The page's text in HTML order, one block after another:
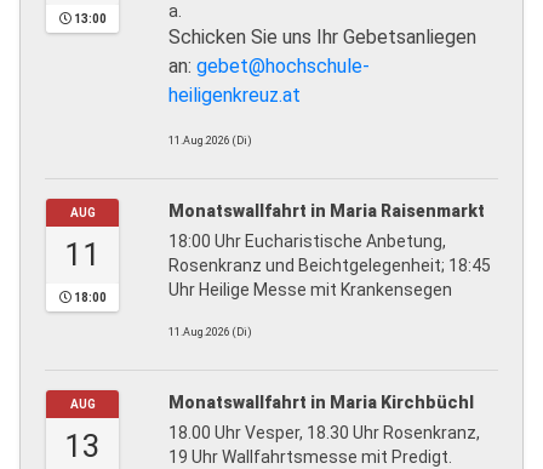
13:00
a.
Schicken Sie uns Ihr Gebetsanliegen
an: gebet@hochschule-
heiligenkreuz.at
11.Aug.2026 (Di)
AUG
11
18:00
Monatswallfahrt in Maria Raisenmarkt
18:00 Uhr Eucharistische Anbetung,
Rosenkranz und Beichtgelegenheit; 18:45
Uhr Heilige Messe mit Krankensegen
11.Aug.2026 (Di)
AUG
13
Monatswallfahrt in Maria Kirchbüchl
18.00 Uhr Vesper, 18.30 Uhr Rosenkranz,
19 Uhr Wallfahrtsmesse mit Predigt.